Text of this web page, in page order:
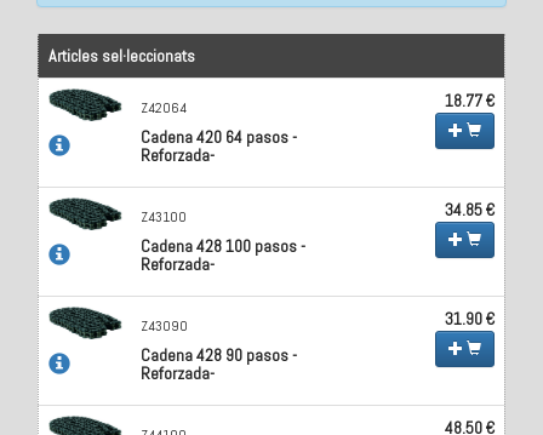
Articles sel·leccionats
Z42064
Cadena 420 64 pasos -
Reforzada-
18.77 €
Z43100
Cadena 428 100 pasos -
Reforzada-
34.85 €
Z43090
Cadena 428 90 pasos -
Reforzada-
31.90 €
48.50 €